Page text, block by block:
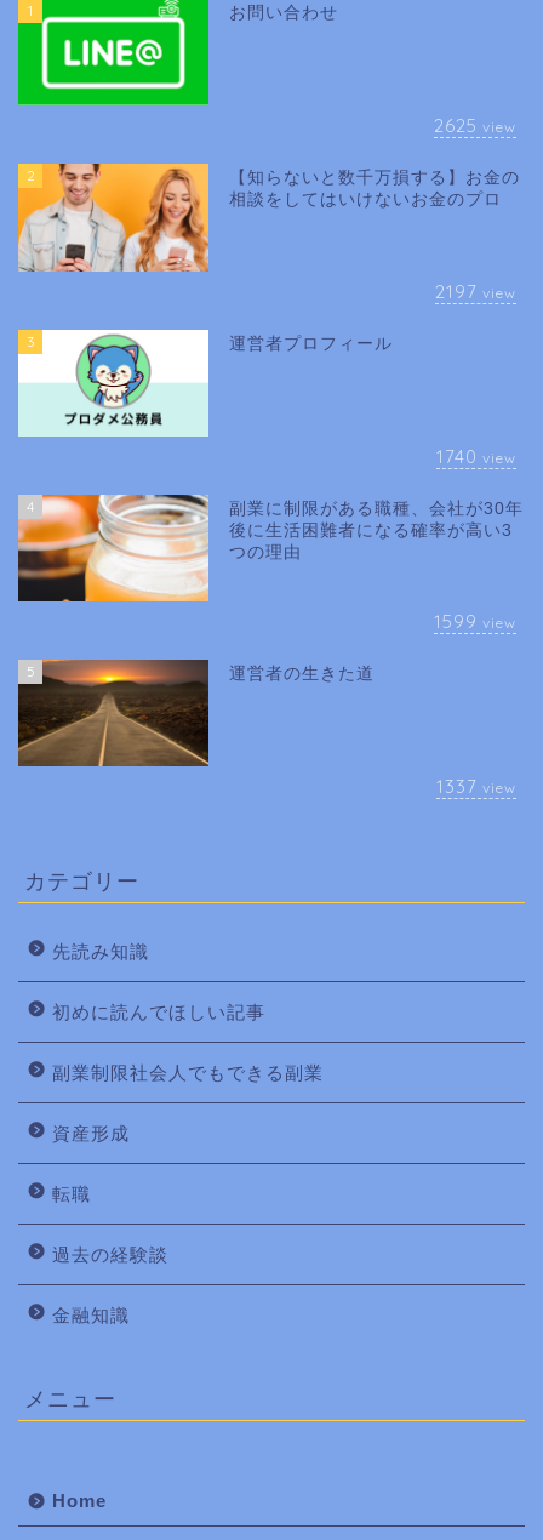
1 お問い合わせ
2625 view
2
【知らないと数千万損する】お金の
相談をしてはいけないお金のプロ
2197 view
3 運営者プロフィール
1740 view
4
副業に制限がある職種、会社が30年
後に生活困難者になる確率が高い3
つの理由
1599 view
5 運営者の生きた道
1337 view
カテゴリー
先読み知識
初めに読んでほしい記事
副業制限社会人でもできる副業
資産形成
転職
過去の経験談
金融知識
メニュー
Home